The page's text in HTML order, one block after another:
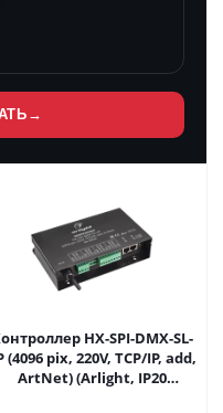
→
HX-SPI-DMX-SL-
(4096 pix, 220V, TCP/IP, add,
ArtNet) (Arlight, IP20